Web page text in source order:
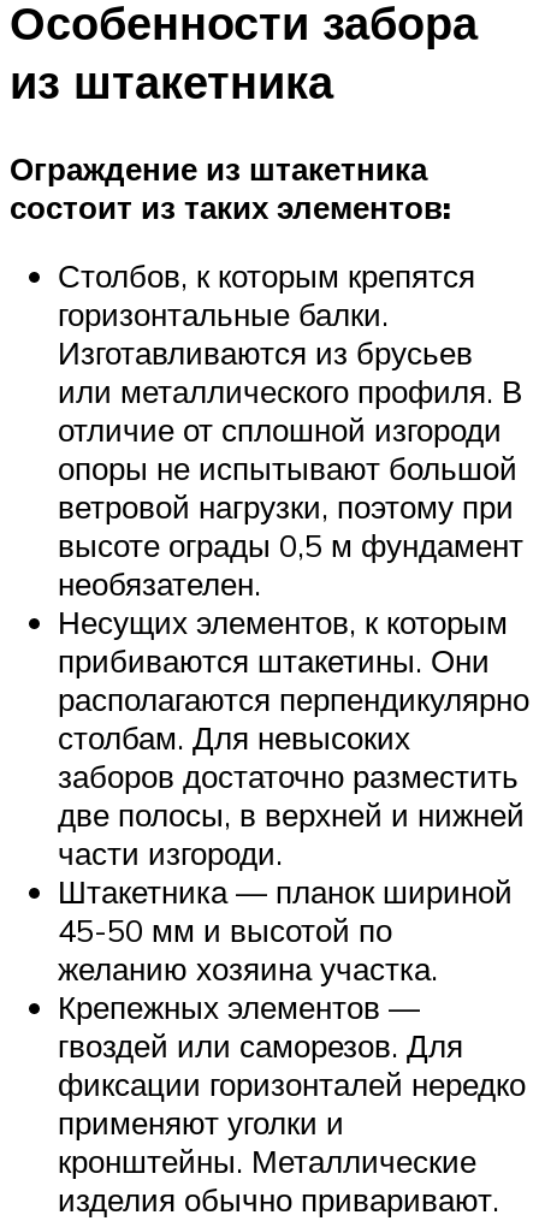
Особенности забора
из штакетника
Ограждение из штакетника
состоит из таких элементов:
Столбов, к которым крепятся
горизонтальные балки.
Изготавливаются из брусьев
или металлического профиля. В
отличие от сплошной изгороди
опоры не испытывают большой
ветровой нагрузки, поэтому при
высоте ограды 0,5 м фундамент
необязателен.
Несущих элементов, к которым
прибиваются штакетины. Они
располагаются перпендикулярно
столбам. Для невысоких
заборов достаточно разместить
две полосы, в верхней и нижней
части изгороди.
Штакетника — планок шириной
45-50 мм и высотой по
желанию хозяина участка.
Крепежных элементов —
гвоздей или саморезов. Для
фиксации горизонталей нередко
применяют уголки и
кронштейны. Металлические
изделия обычно приваривают.